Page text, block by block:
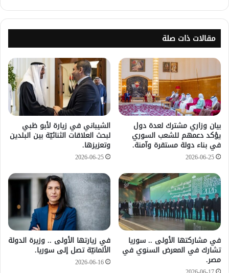
مقالات ذات صلة
بيان وزاري مشترك لعدة دول
يؤكد دعمهم للشعب السوري
في بناء دولة مستقرة وآمنة.
2026-06-25
الشيباني في زيارة لأبو ظبي
لبحث العلاقات الثنائيّة بين البلدين
وتعزيزها.
2026-06-25
في مشاركتها الأولى .. سوريا
تشارك في المعرض السنوي في
مصر.
في زيارتها الأولى .. وزيرة الدولة
الألمانيّة تصل إلى سوريا.
2026-06-16